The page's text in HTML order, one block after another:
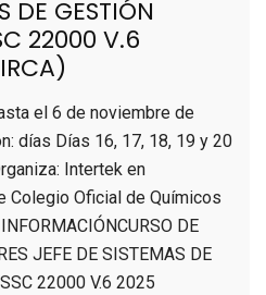
DE GESTIÓN
22000 V.6
el 6 de noviembre de
días Días 16, 17, 18, 19 y 20
Intertek en
Colegio Oficial de Químicos
DE
JEFE DE SISTEMAS DE
22000 V.6 2025